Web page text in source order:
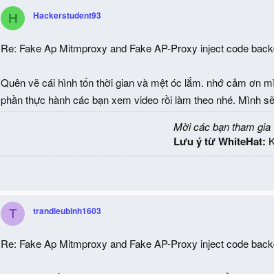
H Hackerstudent93
Re: Fake Ap Mitmproxy and Fake AP-Proxy inject code
Quên vẽ cái hình tốn thời gian và mệt óc lắm. nhớ cảm ơn
phần thực hành các bạn xem video rồi làm theo nhé. Mình
Mời các bạn tham gia
Lưu ý từ WhiteHat:
T trandieubinh1603
Re: Fake Ap Mitmproxy and Fake AP-Proxy inject code